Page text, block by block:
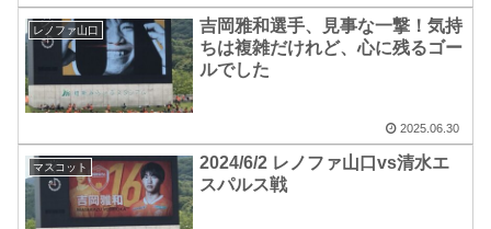
レノファ山口
吉岡雅和選手、見事な一撃！気持
ちは複雑だけれど、心に残るゴー
ルでした
2025.06.30
マスコット
2024/6/2 レノファ山口vs清水エ
スパルス戦